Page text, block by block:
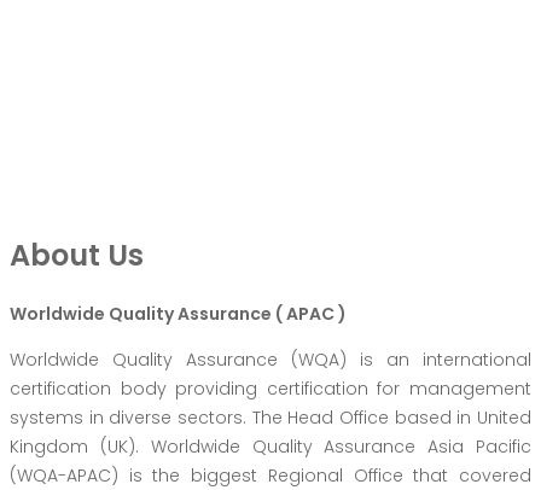
About Us
Worldwide Quality Assurance ( APAC )
Worldwide Quality Assurance (WQA) is an international
certification body providing certification for management
systems in diverse sectors. The Head Office based in United
Kingdom (UK). Worldwide Quality Assurance Asia Pacific
(WQA-APAC) is the biggest Regional Office that covered